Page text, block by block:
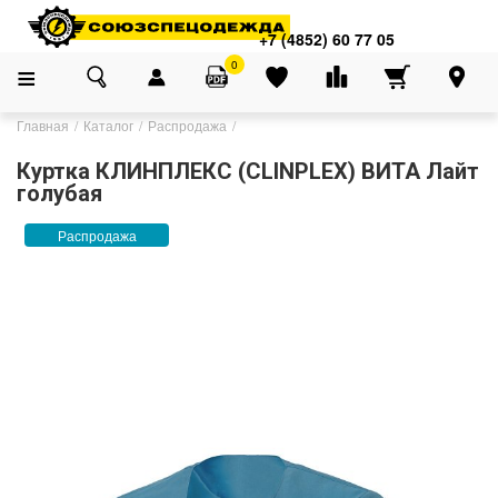
+7 (4852) 60 77 05
0
Главная Каталог Распродажа
Куртка КЛИНПЛЕКС (CLINPLEX) ВИТА Лайт
голубая
Распродажа